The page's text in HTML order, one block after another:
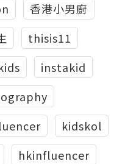
香港小男廚
thisis11
instakid
kidskol
hkinfluencer